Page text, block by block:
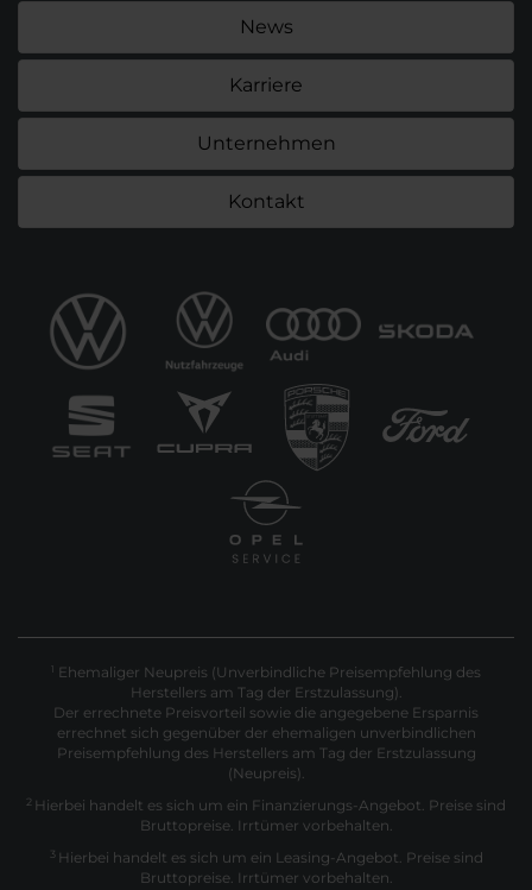
News
Karriere
Unternehmen
Kontakt
1 Ehemaliger Neupreis (Unverbindliche Preisempfehlung des
Herstellers am Tag der Erstzulassung).
Der errechnete Preisvorteil sowie die angegebene Ersparnis
errechnet sich gegenüber der ehemaligen unverbindlichen
Preisempfehlung des Herstellers am Tag der Erstzulassung
(Neupreis).
2 Hierbei handelt es sich um ein Finanzierungs-Angebot. Preise sind
Bruttopreise. Irrtümer vorbehalten.
3 Hierbei handelt es sich um ein Leasing-Angebot. Preise sind
Bruttopreise. Irrtümer vorbehalten.